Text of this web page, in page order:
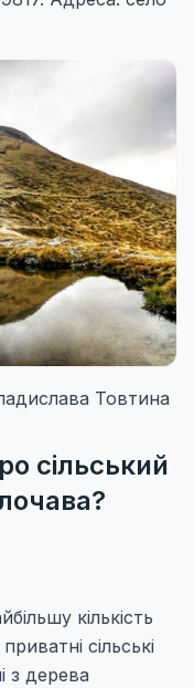
Товтина
сільський
кількість
сільські
з дерева